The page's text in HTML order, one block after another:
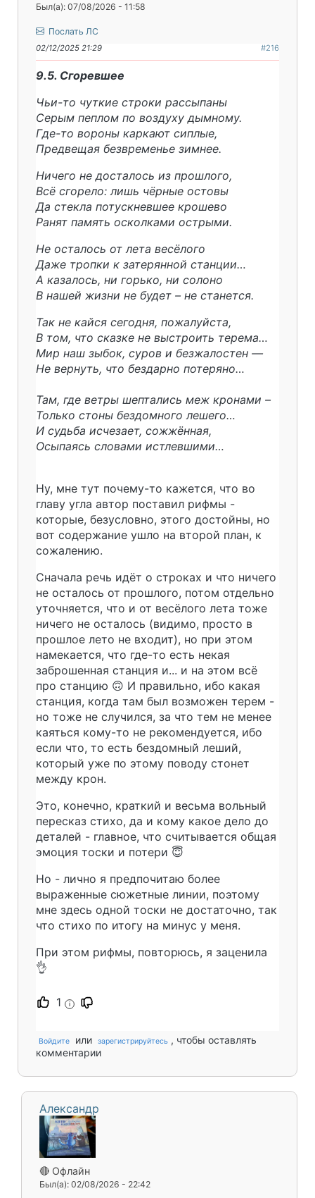
Был(а): 07/08/2026 - 11:58
Послать ЛС
02/12/2025 21:29 #216
9.5. Сгоревшее
Чьи-то чуткие строки рассыпаны
Серым пеплом по воздуху дымному.
Где-то вороны каркают сиплые,
Предвещая безвременье зимнее.
Ничего не досталось из прошлого,
Всё сгорело: лишь чёрные остовы
Да стекла потускневшее крошево
Ранят память осколками острыми.
Не осталось от лета весёлого
Даже тропки к затерянной станции…
А казалось, ни горько, ни солоно
В нашей жизни не будет – не станется.
Так не кайся сегодня, пожалуйста,
В том, что сказке не выстроить терема…
Мир наш зыбок, суров и безжалостен —
Не вернуть, что бездарно потеряно…
Там, где ветры шептались меж кронами –
Только стоны бездомного лешего…
И судьба исчезает, сожжённая,
Осыпаясь словами истлевшими…
Ну, мне тут почему-то кажется, что во
главу угла автор поставил рифмы -
которые, безусловно, этого достойны, но
вот содержание ушло на второй план, к
сожалению.
Сначала речь идёт о строках и что ничего
не осталось от прошлого, потом отдельно
уточняется, что и от весёлого лета тоже
ничего не осталось (видимо, просто в
прошлое лето не входит), но при этом
намекается, что где-то есть некая
заброшенная станция и... и на этом всё
про станцию 🙃 И правильно, ибо какая
станция, когда там был возможен терем -
но тоже не случился, за что тем не менее
каяться кому-то не рекомендуется, ибо
если что, то есть бездомный леший,
который уже по этому поводу стонет
между крон.
Это, конечно, краткий и весьма вольный
пересказ стихо, да и кому какое дело до
деталей - главное, что считывается общая
эмоция тоски и потери 😇
Но - лично я предпочитаю более
выраженные сюжетные линии, поэтому
мне здесь одной тоски не достаточно, так
что стихо по итогу на минус у меня.
При этом рифмы, повторюсь, я заценила
👌
1 i
Войдите или зарегистрируйтесь , чтобы оставлять
комментарии
Александр
🔴 Офлайн
Был(а): 02/08/2026 - 22:42